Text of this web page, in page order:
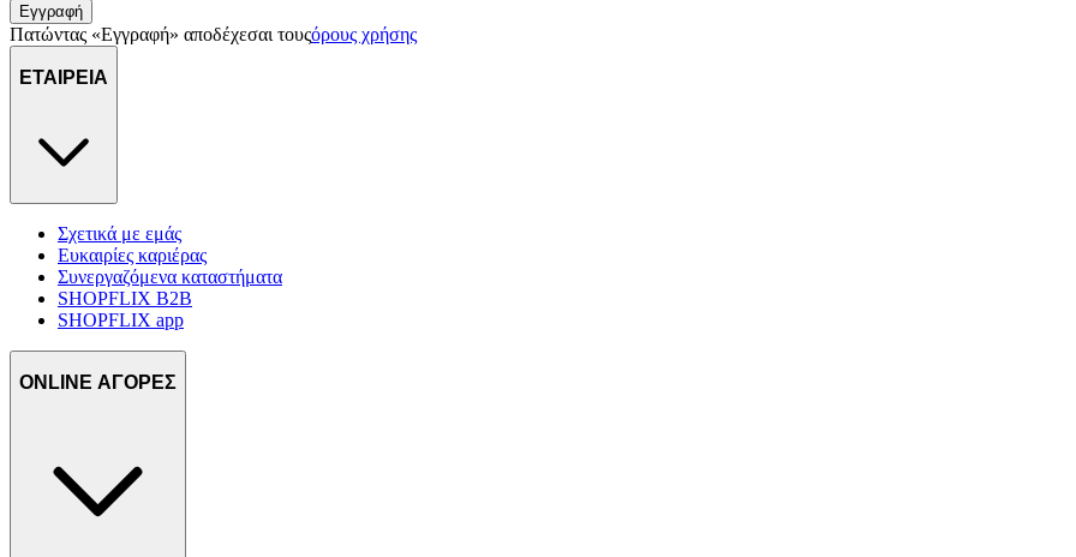
Εγγραφή
Πατώντας «Εγγραφή» αποδέχεσαι τουςόρους χρήσης
ΕΤΑΙΡΕΙΑ
Σχετικά με εμάς
Ευκαιρίες καριέρας
Συνεργαζόμενα καταστήματα
SHOPFLIX B2B
SHOPFLIX app
ONLINE ΑΓΟΡΕΣ